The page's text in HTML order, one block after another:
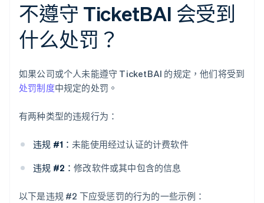
不遵守 TicketBAI 会受到
什么处罚？
如果公司或个人未能遵守 TicketBAI 的规定，他们将受到
处罚制度中规定的处罚。
有两种类型的违规行为：
违规 #1： 未能使用经过认证的计费软件
违规 #2：修改软件或其中包含的信息
以下是违规 #2 下应受惩罚的行为的一些示例：